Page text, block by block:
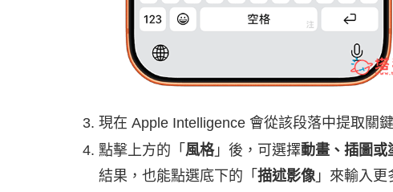
現在 Apple Intelligence 會從該段落中提取關
點擊上方的「 風格」後，可選擇動畫、插圖或
結果，也能點選底下的「 描述影像」來輸入更